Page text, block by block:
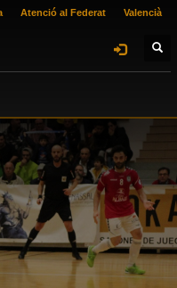
Atenció al Federat Valencià